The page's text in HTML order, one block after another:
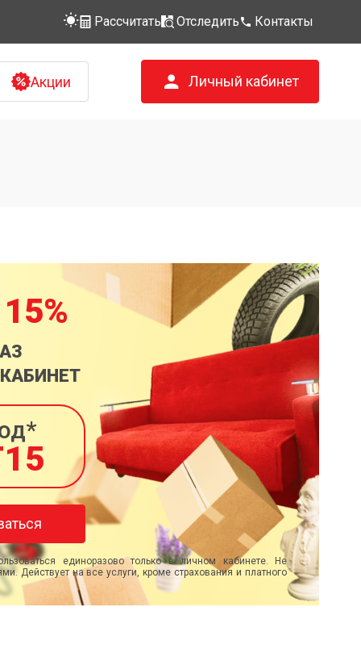
Рассчитать Отследить Контакты
Акции Личный кабинет
единоразово только в личном кабинете. Не
Действует на все услуги, кроме страхования и платного